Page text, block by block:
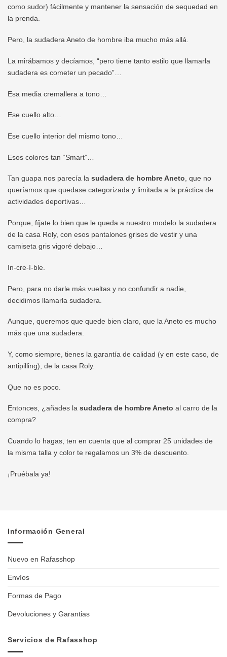
como sudor) fácilmente y mantener la sensación de sequedad en
la prenda.
Pero, la sudadera Aneto de hombre iba mucho más allá.
La mirábamos y decíamos, “pero tiene tanto estilo que llamarla
sudadera es cometer un pecado”…
Esa media cremallera a tono…
Ese cuello alto…
Ese cuello interior del mismo tono…
Esos colores tan “Smart”…
Tan guapa nos parecía la sudadera de hombre Aneto, que no
queríamos que quedase categorizada y limitada a la práctica de
actividades deportivas…
Porque, fíjate lo bien que le queda a nuestro modelo la sudadera
de la casa Roly, con esos pantalones grises de vestir y una
camiseta gris vigoré debajo…
In-cre-í-ble.
Pero, para no darle más vueltas y no confundir a nadie,
decidimos llamarla sudadera.
Aunque, queremos que quede bien claro, que la Aneto es mucho
más que una sudadera.
Y, como siempre, tienes la garantía de calidad (y en este caso, de
antipilling), de la casa Roly.
Que no es poco.
Entonces, ¿añades la sudadera de hombre Aneto al carro de la
compra?
Cuando lo hagas, ten en cuenta que al comprar 25 unidades de
la misma talla y color te regalamos un 3% de descuento.
¡Pruébala ya!
Información General
Nuevo en Rafasshop
Envíos
Formas de Pago
Devoluciones y Garantias
Servicios de Rafasshop